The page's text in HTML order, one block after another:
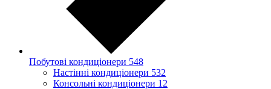
Побутові кондиціонери 548
Настінні кондиціонери 532
Консольні кондиціонери 12